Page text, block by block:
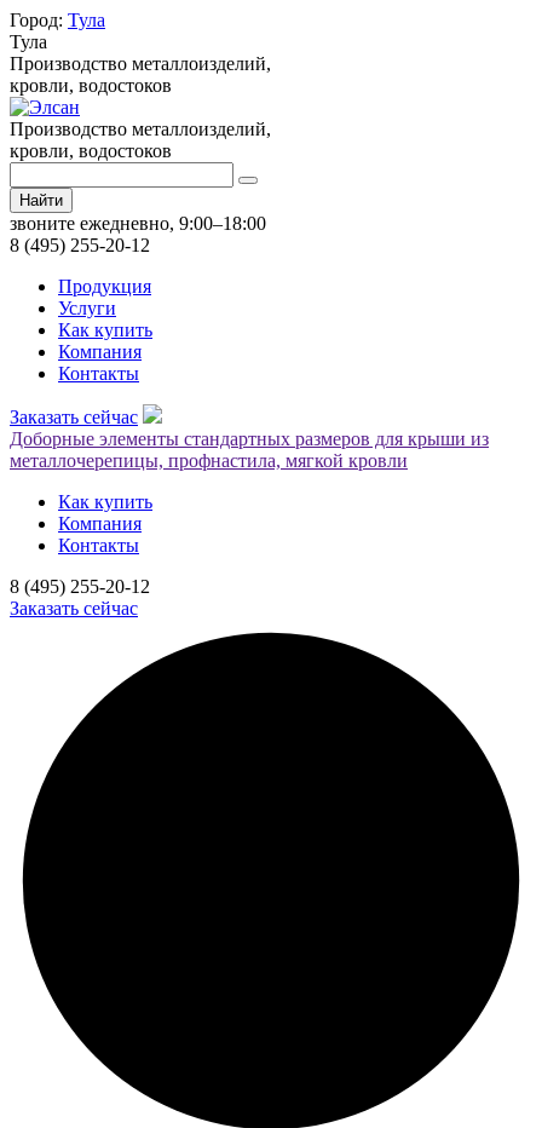
Город: Тула
Тула
Производство металлоизделий,
кровли, водостоков
Производство металлоизделий,
кровли, водостоков
Найти
звоните ежедневно, 9:00–18:00
8 (495) 255-20-12
Продукция
Услуги
Как купить
Компания
Контакты
Заказать сейчас
Доборные элементы стандартных размеров для крыши из
металлочерепицы, профнастила, мягкой кровли
Как купить
Компания
Контакты
8 (495) 255-20-12
Заказать сейчас